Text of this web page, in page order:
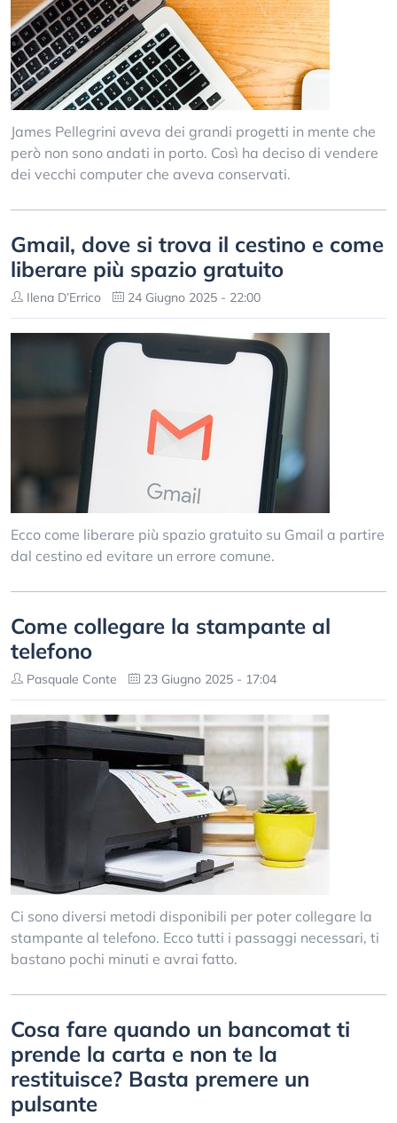
James Pellegrini aveva dei grandi progetti in mente che
però non sono andati in porto. Così ha deciso di vendere
dei vecchi computer che aveva conservati.
Gmail, dove si trova il cestino e come
liberare più spazio gratuito
Ilena D’Errico 24 Giugno 2025 - 22:00
Ecco come liberare più spazio gratuito su Gmail a partire
dal cestino ed evitare un errore comune.
Come collegare la stampante al
telefono
Pasquale Conte 23 Giugno 2025 - 17:04
Ci sono diversi metodi disponibili per poter collegare la
stampante al telefono. Ecco tutti i passaggi necessari, ti
bastano pochi minuti e avrai fatto.
Cosa fare quando un bancomat ti
prende la carta e non te la
restituisce? Basta premere un
pulsante